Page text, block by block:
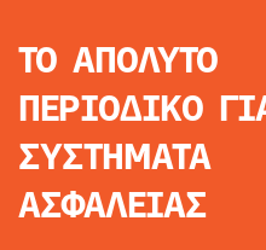
ΤΟ ΑΠΟΛΥΤΟ
ΠΕΡΙΟΔΙΚΟ
ΣΥΣΤΗΜΑΤΑ
ΑΣΦΑΛΕΙΑΣ